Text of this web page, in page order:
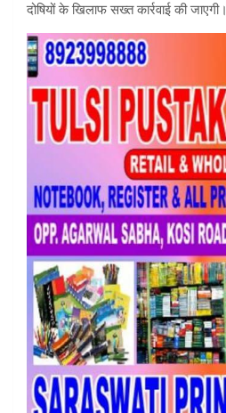
दोषियों के खिलाफ सख्त कार्रवाई की जाएगी।